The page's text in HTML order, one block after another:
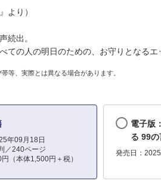
より）
続出。
ての人の明日のための、お守りとなるエ
等、実際とは異なる場合があります。
年09月18日
／240ページ
（本体1,500円＋税）
電子版
る 99の
発売日：